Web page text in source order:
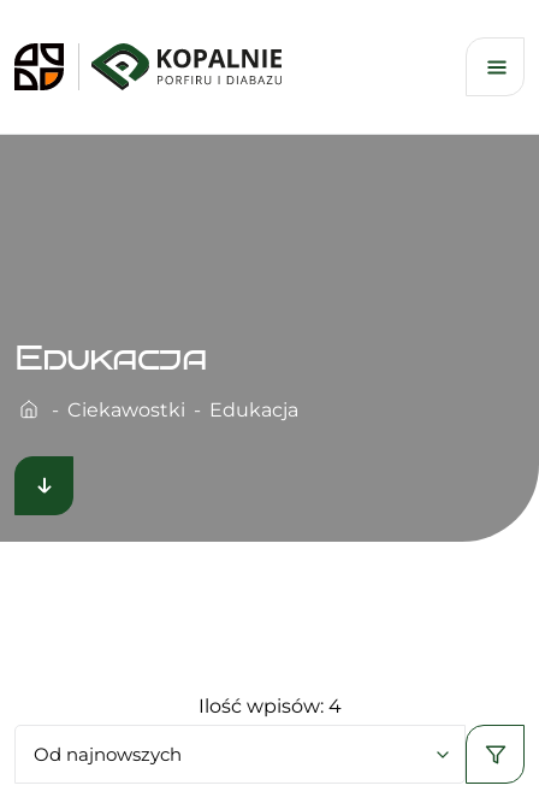
content
Edukacja
Ciekawostki Edukacja
Ilość wpisów: 4
Od najnowszych